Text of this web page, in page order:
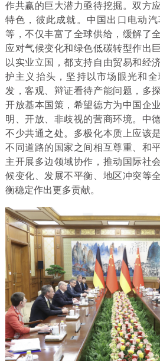
作共赢的巨大潜力亟待挖掘。双方
特色，彼此成就。中国出口电动
等，不仅丰富了全球供给，缓解了
应对气候变化和绿色低碳转型作出
以实业立国，都支持自由贸易和经
护主义抬头，坚持以市场眼光和
发，客观、辩证看待产能问题，多
开放基本国策，希望德方为中国企
明、开放、非歧视的营商环境。中
不少共通之处。多极化本质上应该
不同道路的国家之间相互尊重、和
主开展多边领域协作，推动国际社
候变化、发展不平衡、地区冲突等
衡稳定作出更多贡献。